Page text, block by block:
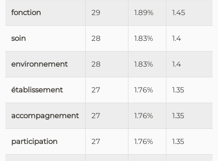
fonction 29 1.89% 1.45
soin 28 1.83% 1.4
environnement 28 1.83% 1.4
établissement 27 1.76% 1.35
accompagnement 27 1.76% 1.35
participation 27 1.76% 1.35